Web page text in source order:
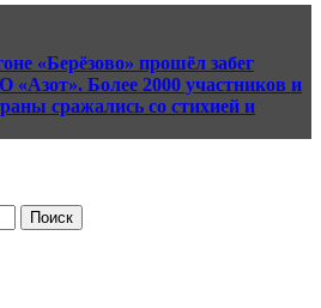
«Берёзово» прошёл забег
«Азот». Более 2000 участников и
сражались со стихией и